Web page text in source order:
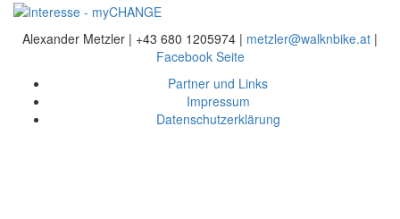
Alexander Metzler | +43 680 1205974 | metzler@walknbike.at |
Facebook Seite
Partner und Links
Impressum
Datenschutzerklärung